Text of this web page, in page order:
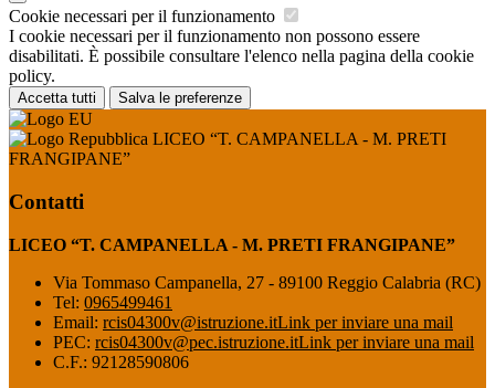
Cookie necessari per il funzionamento
I cookie necessari per il funzionamento non possono essere
disabilitati. È possibile consultare l'elenco nella pagina della cookie
policy.
Accetta tutti Salva le preferenze
LICEO “T. CAMPANELLA - M. PRETI
FRANGIPANE”
Contatti
LICEO “T. CAMPANELLA - M. PRETI FRANGIPANE”
Via Tommaso Campanella, 27 - 89100 Reggio Calabria (RC)
Tel: 0965499461
Email: rcis04300v@istruzione.itLink per inviare una mail
PEC: rcis04300v@pec.istruzione.itLink per inviare una mail
C.F.: 92128590806